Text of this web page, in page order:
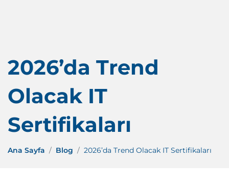
2026’da Trend
Olacak IT
Sertifikaları
Ana Sayfa Blog 2026’da Trend Olacak IT Sertifikaları